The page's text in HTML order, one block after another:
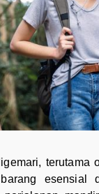
esensial